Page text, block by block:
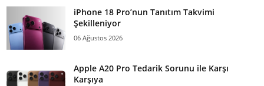
iPhone 18 Pro’nun Tanıtım Takvimi
Şekilleniyor
06 Ağustos 2026
Apple A20 Pro Tedarik Sorunu ile Karşı
Karşıya